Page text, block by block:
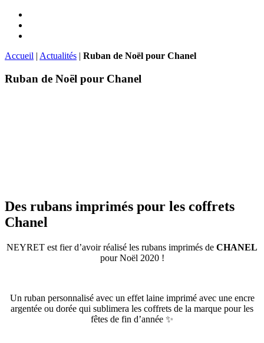
Accueil | Actualités | Ruban de Noël pour Chanel
Ruban de Noël pour Chanel
Des rubans imprimés pour les coffrets
Chanel
NEYRET est fier d’avoir réalisé les rubans imprimés de CHANEL
pour Noël 2020 !
Un ruban personnalisé avec un effet laine imprimé avec une encre
argentée ou dorée qui sublimera les coffrets de la marque pour les
fêtes de fin d’année ✨